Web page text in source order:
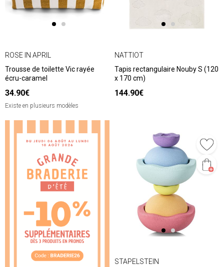
ROSE IN APRIL
Trousse de toilette Vic rayée
écru-caramel
34.90€
Existe en plusieurs modèles
NATTIOT
Tapis rectangulaire Nouby S (120
x 170 cm)
144.90€
STAPELSTEIN